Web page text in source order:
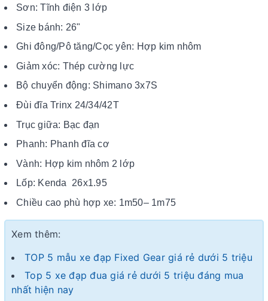
Sơn: Tĩnh điện 3 lớp
Size bánh: 26"
Ghi đông/Pô tăng/Cọc yên: Hợp kim nhôm
Giảm xóc: Thép cường lực
Bộ chuyển động: Shimano 3x7S
Đùi đĩa Trinx 24/34/42T
Trục giữa: Bạc đạn
Phanh: Phanh đĩa cơ
Vành: Hợp kim nhôm 2 lớp
Lốp: Kenda 26x1.95
Chiều cao phù hợp xe: 1m50– 1m75
Xem thêm:
TOP 5 mẫu xe đạp Fixed Gear giá rẻ dưới 5 triệu
Top 5 xe đạp đua giá rẻ dưới 5 triệu đáng mua
nhất hiện nay